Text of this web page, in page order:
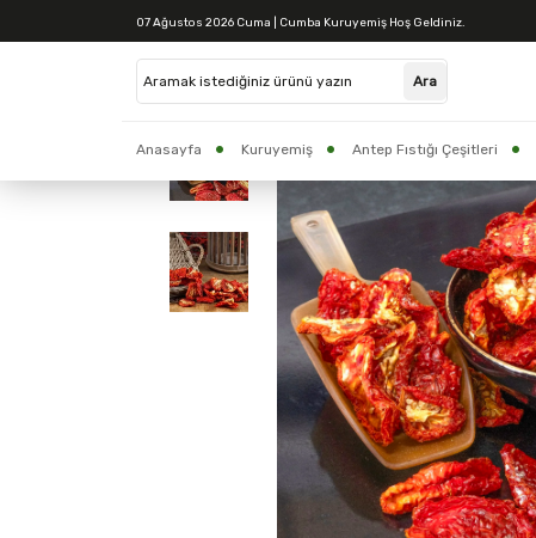
07 Ağustos 2026 Cuma | Cumba Kuruyemiş Hoş Geldiniz.
Anasayfa Kuruyemiş Antep Fıstığı Çeşitleri
CUMBA BAKLAVA